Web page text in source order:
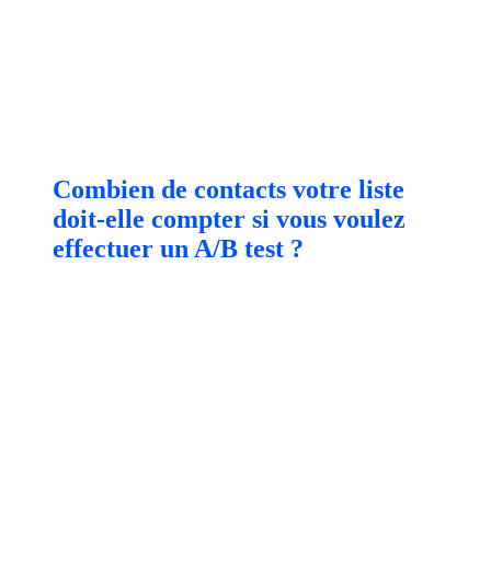
Combien de contacts votre liste
doit-elle compter si vous voulez
effectuer un A/B test ?